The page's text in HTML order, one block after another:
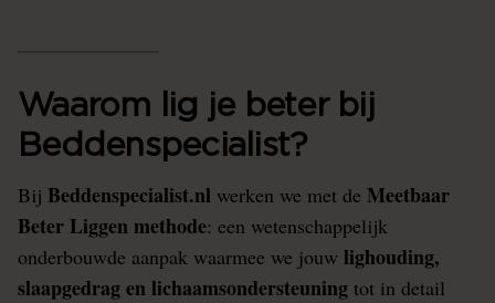
Waarom lig je beter bij
Beddenspecialist?
Bij Beddenspecialist.nl werken we met de Meetbaar
Beter Liggen methode: een wetenschappelijk
onderbouwde aanpak waarmee we jouw lighouding,
slaapgedrag en lichaamsondersteuning tot in detail